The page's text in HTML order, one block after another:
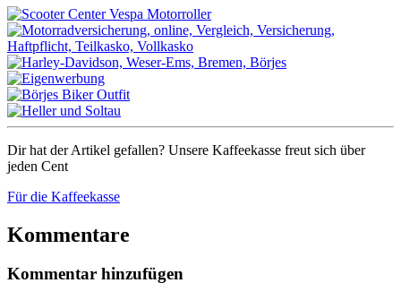
Dir hat der Artikel gefallen? Unsere Kaffeekasse freut sich über
jeden Cent
Für die Kaffeekasse
Kommentare
Kommentar hinzufügen